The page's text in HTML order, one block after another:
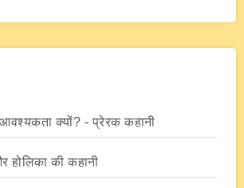
क्यों? - प्रेरक कहानी
होलिका की कहानी